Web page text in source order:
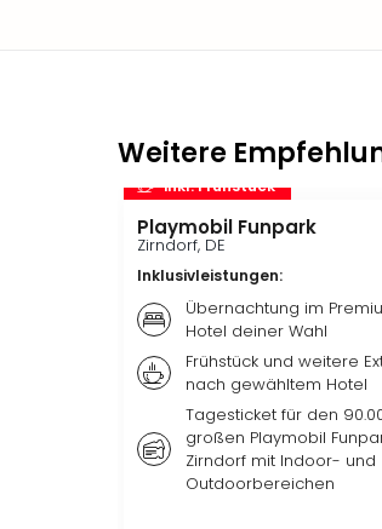
Weitere
inkl. Frühstück
Playmobil Funpark
Zirndorf, DE
Inklusivleistungen:
Übernachtung im
Hotel deiner Wahl
Frühstück und weitere
nach gewähltem Hotel
Tagesticket für den
großen Playmobil
Zirndorf mit Indoor- und
Outdoorbereichen